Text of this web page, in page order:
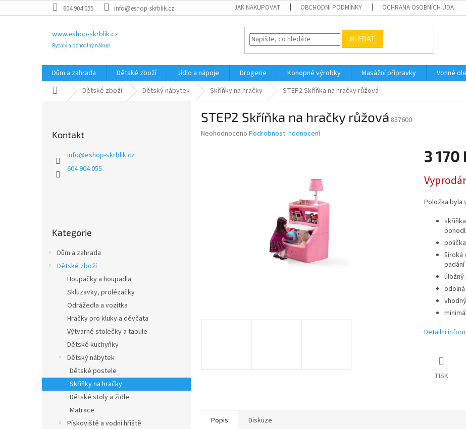
na
604 904 055 info@eshop-skrblik.cz JAK NAKUPOVAT OBCHODNÍ PODMÍNKY OCHRANA OSOBNÍCH ÚDAJŮ
www.eshop-skrblik.cz
Rychlý a pohodlný nákup
HLEDAT
Dům a zahrada Dětské zboží Jídlo a nápoje Drogerie Konopné výrobky Masážní přípravky Vonné
Domů Dětské zboží Dětský nábytek Skříňky na hračky STEP2 Skříňka na hračky růžová
Kontakt
info@eshop-skrblik.cz
604 904 055
kategorie
Kategorie
Dům a zahrada
Dětské zboží
Houpačky a houpadla
Skluzavky, prolézačky
Odrážedla a vozítka
Hračky pro kluky a děvčata
Výtvarné stolečky a tabule
Dětské kuchyňky
Dětský nábytek
Dětské postele
Skříňky na hračky
Dětské stoly a židle
Matrace
Pískoviště a vodní hřiště
STEP2 Skříňka na hračky růžová 857600
Průměrné
Neohodnoceno Podrobnosti hodnocení
3 170
cena:
Položka
široká
úložný
Detailní
TISK
Popis Diskuze